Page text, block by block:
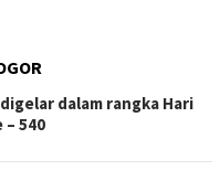
dalam rangka Hari
– 540